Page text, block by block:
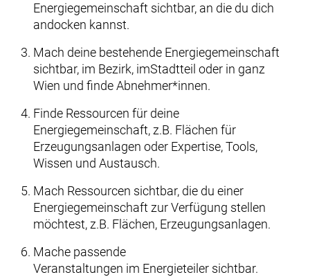
Energiegemeinschaft sichtbar, an die du dich
andocken kannst.
Mach deine bestehende Energiegemeinschaft
sichtbar, im Bezirk, imStadtteil oder in ganz
Wien und finde Abnehmer*innen.
Finde Ressourcen für deine
Energiegemeinschaft, z.B. Flächen für
Erzeugungsanlagen oder Expertise, Tools,
Wissen und Austausch.
Mach Ressourcen sichtbar, die du einer
Energiegemeinschaft zur Verfügung stellen
möchtest, z.B. Flächen, Erzeugungsanlagen.
Mache passende
Veranstaltungen im Energieteiler sichtbar.